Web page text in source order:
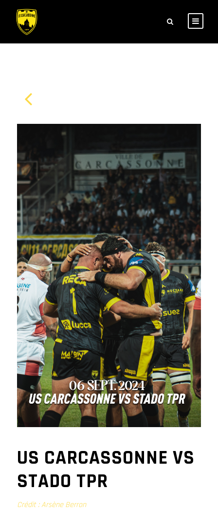
US CARCASSONNE VS
STADO TPR
Crédit : Arsène Berron